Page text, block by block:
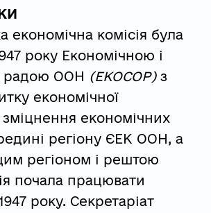
економічна комісія була
року Економічною і
радою ООН (ЕКОСОР)з
економічної
зміцнення економічних
регіону ЄЕК ООН, а
регіоном і рештою
почала працювати
року. Секретаріат